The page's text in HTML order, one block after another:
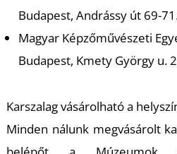
Budapest, Andrássy út 69-
Magyar Képzőművészeti
Budapest, Kmety György u.
Karszalag vásárolható a
Minden nálunk megvásárolt